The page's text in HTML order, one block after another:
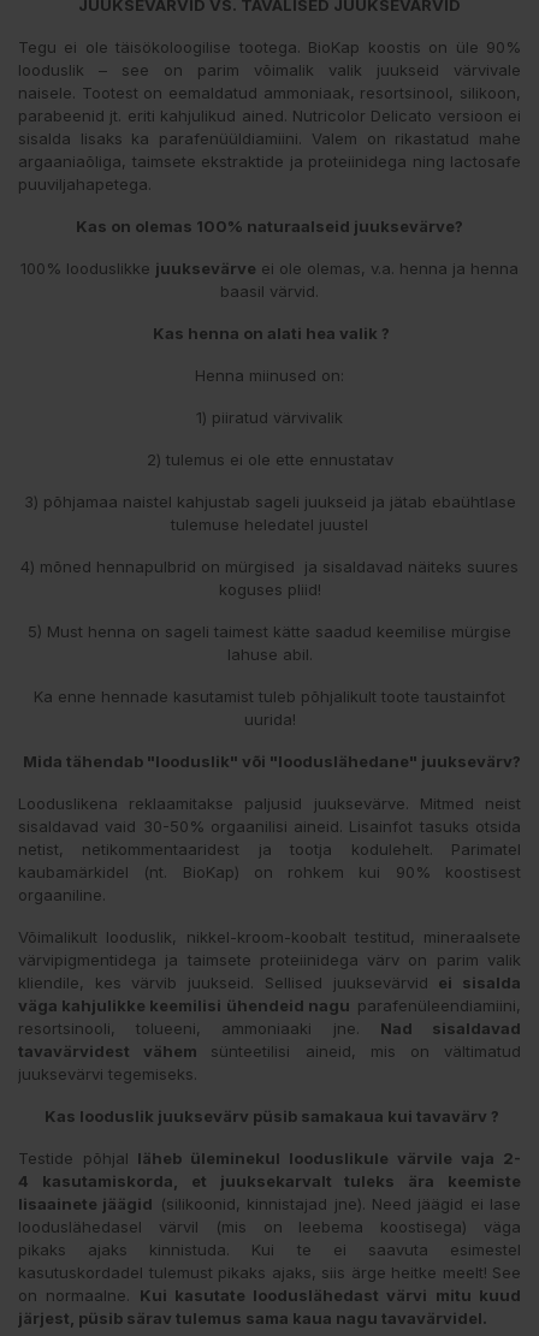
JUUKSEVÄRVID VS. TAVALISED JUUKSEVÄRVID
Tegu ei ole täisökoloogilise tootega. BioKap koostis on üle 90%
looduslik – see on parim võimalik valik juukseid värvivale
naisele. Tootest on eemaldatud ammoniaak, resortsinool, silikoon,
parabeenid jt. eriti kahjulikud ained. Nutricolor Delicato versioon ei
sisalda lisaks ka parafenüüldiamiini. Valem on rikastatud mahe
argaaniaõliga, taimsete ekstraktide ja proteiinidega ning lactosafe
puuviljahapetega.
Kas on olemas 100% naturaalseid juuksevärve?
100% looduslikke juuksevärve ei ole olemas, v.a. henna ja henna
baasil värvid.
Kas henna on alati hea valik ?
Henna miinused on:
1) piiratud värvivalik
2) tulemus ei ole ette ennustatav
3) põhjamaa naistel kahjustab sageli juukseid ja jätab ebaühtlase
tulemuse heledatel juustel
4) mõned hennapulbrid on mürgised ja sisaldavad näiteks suures
koguses pliid!
5) Must henna on sageli taimest kätte saadud keemilise mürgise
lahuse abil.
Ka enne hennade kasutamist tuleb põhjalikult toote taustainfot
uurida!
Mida tähendab "looduslik" või "looduslähedane" juuksevärv?
Looduslikena reklaamitakse paljusid juuksevärve. Mitmed neist
sisaldavad vaid 30-50% orgaanilisi aineid. Lisainfot tasuks otsida
netist, netikommentaaridest ja tootja kodulehelt. Parimatel
kaubamärkidel (nt. BioKap) on rohkem kui 90% koostisest
orgaaniline.
Võimalikult looduslik, nikkel-kroom-koobalt testitud, mineraalsete
värvipigmentidega ja taimsete proteiinidega värv on parim valik
kliendile, kes värvib juukseid. Sellised juuksevärvid ei sisalda
väga kahjulikke keemilisi ühendeid nagu parafenüleendiamiini,
resortsinooli, tolueeni, ammoniaaki jne. Nad sisaldavad
tavavärvidest vähem
sünteetilisi aineid, mis on vältimatud
juuksevärvi tegemiseks.
Kas looduslik juuksevärv püsib samakaua kui tavavärv ?
Testide põhjal läheb üleminekul looduslikule värvile vaja 2-
4 kasutamiskorda, et juuksekarvalt tuleks ära keemiste
lisaainete jäägid (silikoonid, kinnistajad jne). Need jäägid ei lase
looduslähedasel värvil (mis on leebema koostisega) väga
pikaks ajaks kinnistuda. Kui te ei saavuta esimestel
kasutuskordadel tulemust pikaks ajaks, siis ärge heitke meelt! See
on normaalne. Kui kasutate looduslähedast värvi mitu kuud
järjest, püsib särav tulemus sama kaua nagu tavavärvidel.